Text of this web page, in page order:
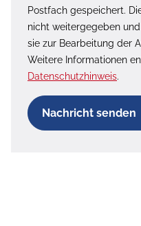
Postfach gespeichert.
nicht weitergegeben
sie zur Bearbeitung der
Weitere Informationen
Datenschutzhinweis.
Nachricht senden